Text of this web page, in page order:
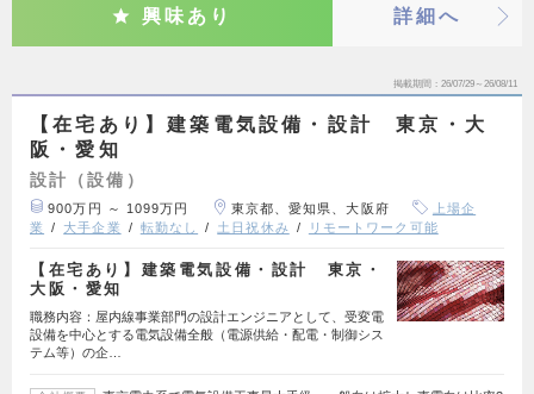
興味あり 詳細へ
掲載期間 26/07/29～26/08/11
【在宅あり】建築電気設備・設計 東京・大
阪・愛知
設計（設備）
900万円 ～ 1099万円 東京都、愛知県、大阪府
上場企
業
大手企業 転勤なし 土日祝休み リモートワーク可能
【在宅あり】建築電気設備・設計 東京・
大阪・愛知
職務内容：屋内線事業部門の設計エンジニアとして、受変電
設備を中心とする電気設備全般（電源供給・配電・制御シス
テム等）の企…